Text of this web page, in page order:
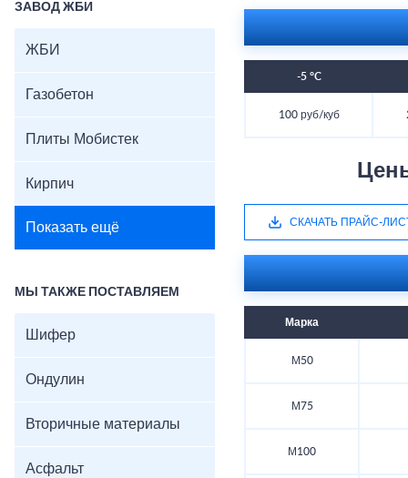
ЗАВОД ЖБИ
ЖБИ
Газобетон
Плиты Мобистек
Кирпич
Показать ещё
МЫ ТАКЖЕ ПОСТАВЛЯЕМ
Шифер
Ондулин
Вторичные материалы
Асфальт
-5 °C
100 руб/куб
СКАЧАТЬ ПРАЙС-
Марка
М50
М75
М100